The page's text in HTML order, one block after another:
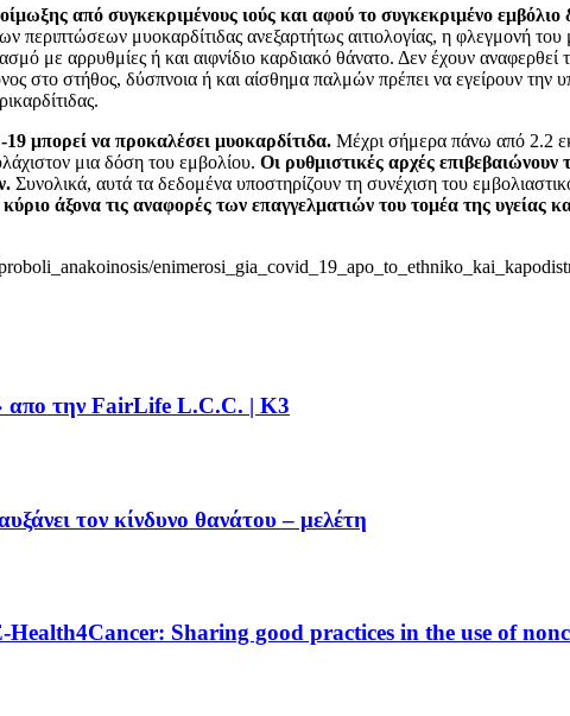
από συγκεκριμένους ιούς και αφού το συγκεκριμένο εμβόλιο
περιπτώσεων μυοκαρδίτιδας ανεξαρτήτως αιτιολογίας, η φλεγμονή
με αρρυθμίες ή και αιφνίδιο καρδιακό θάνατο. Δεν έχουν
στήθος, δύσπνοια ή και αίσθημα παλμών πρέπει να εγείρουν την
μπορεί να προκαλέσει μυοκαρδίτιδα. Μέχρι σήμερα πάνω από 2.2
μια δόση του εμβολίου. Οι ρυθμιστικές αρχές
Συνολικά, αυτά τα δεδομένα υποστηρίζουν τη συνέχιση του
άξονα τις αναφορές των επαγγελματιών του τομέα της
απο την FairLife L.C.C. | Κ3
τον κίνδυνο θανάτου – μελέτη
Sharing good practices in the use of